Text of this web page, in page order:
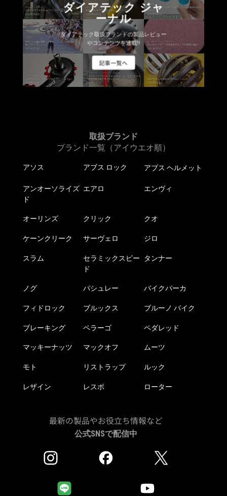
ダイアテック ジャ
ーナル
ダイアテック取扱ブランドの製品レビュー
やコンテンツを連載!!
記事一覧へ
取扱ブランド
ブランド一覧（アイウエオ順）
アソス アブス ロック アブス ヘルメット
アンオーソライズ
ド
エアロ エンヴィ
オーリンズ クリック クオ
ケーンクリーク サーヴェロ ジロ
スラム
セラミックスピー
ド
タンナー
ノグ パシュレー バイクパーカ
フィドロック ブルックス ブルーノ バイク
ブレーキング ペラーゴ ペダレッド
マッキーナッツ マックオフ ムーツ
モト リストラップ ルック
レザイン レスポ ローター
最新の製品やお役立ち情報など
公式SNSで配信中